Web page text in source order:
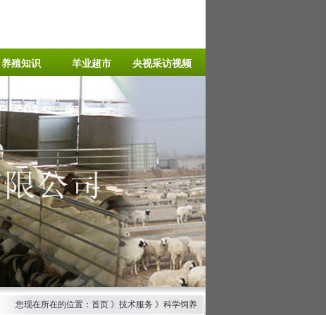
养殖知识 羊业超市 央视采访视频
您现在所在的位置：首页 》技术服务 》科学饲养